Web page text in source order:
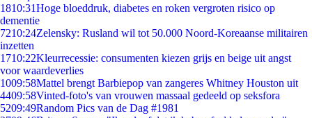
1810:31Hoge bloeddruk, diabetes en roken vergroten risico op
dementie
7210:24Zelensky: Rusland wil tot 50.000 Noord-Koreaanse militairen
inzetten
1710:22Kleurrecessie: consumenten kiezen grijs en beige uit angst
voor waardeverlies
1009:58Mattel brengt Barbiepop van zangeres Whitney Houston uit
4409:58Vinted-foto's van vrouwen massaal gedeeld op seksfora
5209:49Random Pics van de Dag #1981